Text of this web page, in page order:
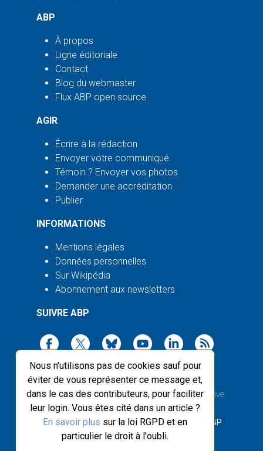
Nous n'utilisons pas de cookies sauf pour
éviter de vous représenter ce message et,
dans le cas des contributeurs, pour faciliter
leur login. Vous êtes cité dans un article ?
En savoir plus sur la loi RGPD et en
particulier le droit à l'oubli.
ABP
À propos
Ligne éditoriale
Contact
Blog du webmaster
Flux ABP open source
AGIR
Écrire à la rédaction
Envoyer votre communiqué
Témoin ? Envoyer vos photos
Demander une accréditation
Publier
INFORMATIONS
Mentions légales
Données personnelles
Sur Wikipédia
Abonnement aux newsletters
SUIVRE ABP
2003-2026 ©Agence Bretagne Presse, sauf Creative
Commons
Front-end design :Breizhek Studio , Back-end : ABP